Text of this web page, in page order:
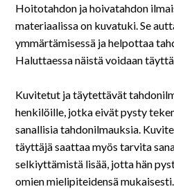
På svenska
In English
Hoitotahdon ja hoivatahdon
materiaalissa on kuvatuki. Se
ymmärtämisessä ja helpottaa
Haluttaessa näistä voidaan
Kuvitetut ja täytettävät
henkilöille, jotka eivät pysty
sanallisia tahdonilmauksia.
täyttäjä saattaa myös tarvita
selkiyttämistä lisää, jotta hän
omien mielipiteidensä mukaisesti.